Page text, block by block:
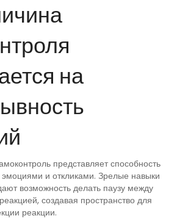
на
представляет способность
и откликами. Зрелые навыки
возможность делать паузу между
создавая пространство для
реакции.